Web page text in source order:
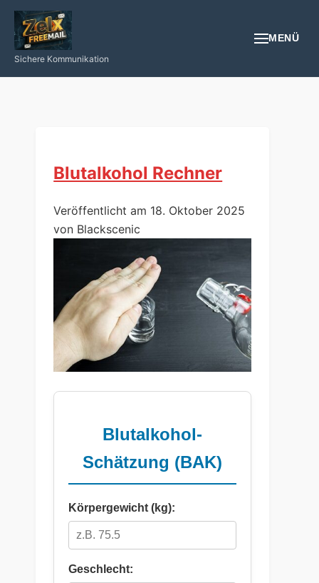
Sichere Kommunikation
MENÜ
PROGRAMIEREN/INTERNET/SMARTPHONE
Blutalkohol Rechner
Veröffentlicht am 18. Oktober 2025
von Blackscenic
Blutalkohol-
Schätzung (BAK)
Körpergewicht (kg):
Geschlecht: